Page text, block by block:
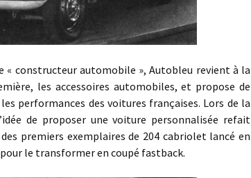
automobile », Autobleu revient à la
les accessoires automobiles, et propose de
performances des voitures françaises. Lors de la
de proposer une voiture personnalisée refait
premiers exemplaires de 204 cabriolet lancé en
le transformer en coupé fastback.